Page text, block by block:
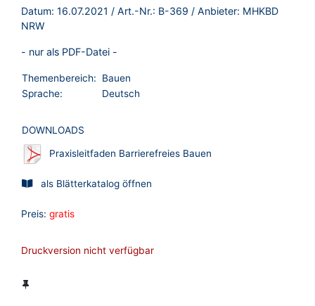
Datum: 16.07.2021 / Art.-Nr.: B-369 / Anbieter: MHKBD
NRW
- nur als PDF-Datei -
Themenbereich:
Bauen
Sprache:
Deutsch
DOWNLOADS
Praxisleitfaden Barrierefreies Bauen
als Blätterkatalog öffnen
Preis: gratis
Druckversion nicht verfügbar